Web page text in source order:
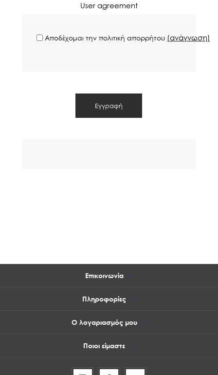
User agreement
Αποδέχομαι την πολιτική απορρήτου (ανάγνωση)
Επικοινωνία
Πληροφορίες
Ο λογαριασμός μου
Ποιοι είμαστε